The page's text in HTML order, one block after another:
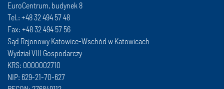
EuroCentrum, budynek 8
Tel.: +48 32 494 57 48
Fax: +48 32 494 57 56
Sąd Rejonowy Katowice-Wschód w Katowicach
Wydział VIII Gospodarczy
KRS: 0000002710
NIP: 629-21-70-627